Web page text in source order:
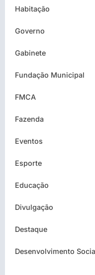
Habitação
Governo
Gabinete
Fundação Municipal
FMCA
Fazenda
Eventos
Esporte
Educação
Divulgação
Destaque
Desenvolvimento